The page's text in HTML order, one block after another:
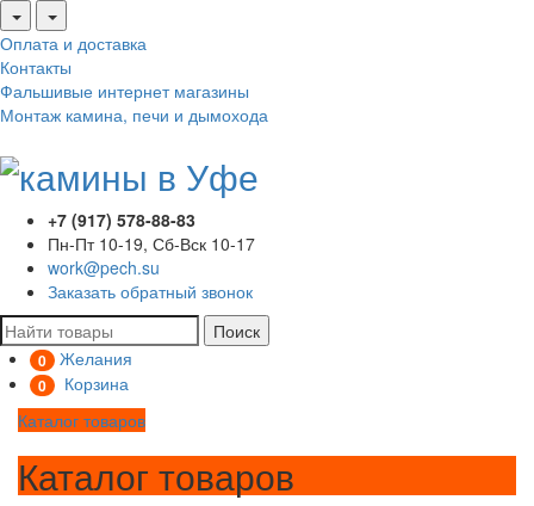
Оплата и доставка
Контакты
Фальшивые интернет магазины
Монтаж камина, печи и дымохода
+7 (917) 578-88-83
Пн-Пт 10-19, Сб-Вск 10-17
work@pech.su
Заказать обратный звонок
Поиск
0 Желания
0
Корзина
Каталог товаров
Каталог товаров